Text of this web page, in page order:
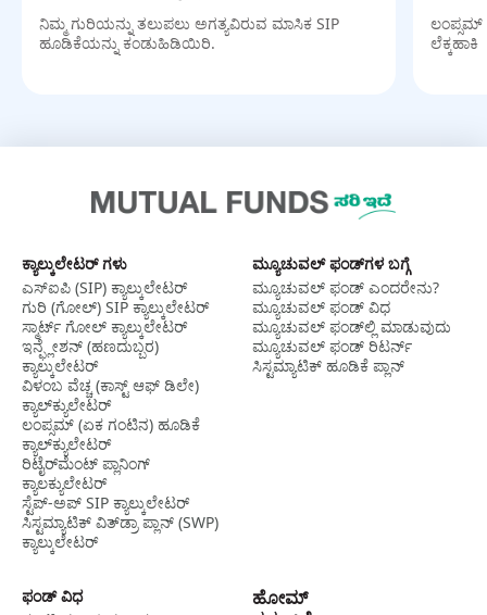
ನಿಮ್ಮ ಗುರಿಯನ್ನು ತಲುಪಲು ಅಗತ್ಯವಿರುವ ಮಾಸಿಕ SIP
ಹೂಡಿಕೆಯನ್ನು ಕಂಡುಹಿಡಿಯಿರಿ.
ಲಂಪ್ಸಮ್
ಲೆಕ್ಕಹಾಕಿ
ಕ್ಯಾಲ್ಕುಲೇಟರ್ ಗಳು
ಎಸ್‌ಐಪಿ (SIP) ಕ್ಯಾಲ್ಕುಲೇಟರ್
ಗುರಿ (ಗೋಲ್) SIP ಕ್ಯಾಲ್ಕುಲೇಟರ್
ಸ್ಮಾರ್ಟ್‌ ಗೋಲ್‌ ಕ್ಯಾಲ್ಕುಲೇಟರ್
ಇನ್ಫ್ಲೇಶನ್ (ಹಣದುಬ್ಬರ)
ಕ್ಯಾಲ್ಕುಲೇಟರ್
ವಿಳಂಬ ವೆಚ್ಚ (ಕಾಸ್ಟ್‌ ಆಫ್ ಡಿಲೇ)
ಕ್ಯಾಲ್‌ಕ್ಯುಲೇಟರ್‌
ಲಂಪ್ಸಮ್ (ಏಕ ಗಂಟಿನ) ಹೂಡಿಕೆ
ಕ್ಯಾಲ್‌ಕ್ಯುಲೇಟರ್
ರಿಟೈರ್‌ಮೆಂಟ್ ಪ್ಲಾನಿಂಗ್
ಕ್ಯಾಲಕ್ಯುಲೇಟರ್
ಸ್ಟೆಪ್-ಅಪ್ SIP ಕ್ಯಾಲ್ಕುಲೇಟರ್
ಸಿಸ್ಟಮ್ಯಾಟಿಕ್ ವಿತ್‌ಡ್ರಾ ಪ್ಲಾನ್ (SWP)
ಕ್ಯಾಲ್ಕುಲೇಟರ್
ಮ್ಯೂಚುವಲ್‌ ಫಂಡ್‌ಗಳ ಬಗ್ಗೆ
ಮ್ಯೂಚುವಲ್‌ ಫಂಡ್‌ ಎಂದರೇನು?
ಮ್ಯೂಚುವಲ್‌ ಫಂಡ್‌ ವಿಧ
ಮ್ಯೂಚುವಲ್‌ ಫಂಡ್‌ಲ್ಲಿ ಮಾಡುವುದು
ಮ್ಯೂಚುವಲ್‌ ಫಂಡ್‌ ರಿಟರ್ನ್‌
ಸಿಸ್ಟಮ್ಯಾಟಿಕ್ ಹೂಡಿಕೆ ಪ್ಲಾನ್
ಫಂಡ್‌ ವಿಧ
ಹೋಮ್